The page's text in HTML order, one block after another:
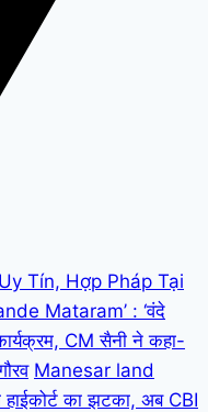
Tín, Hợp Pháp Tại
Mataram’ : ‘वंदे
CM सैनी ने कहा-
Manesar land
का झटका, अब CBI